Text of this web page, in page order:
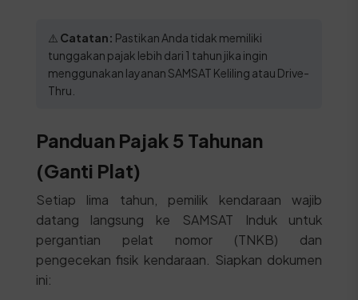
⚠️ Catatan: Pastikan Anda tidak memiliki
tunggakan pajak lebih dari 1 tahun jika ingin
menggunakan layanan SAMSAT Keliling atau Drive-
Thru.
Panduan Pajak 5 Tahunan
(Ganti Plat)
Setiap lima tahun, pemilik kendaraan wajib
datang langsung ke SAMSAT Induk untuk
pergantian pelat nomor (TNKB) dan
pengecekan fisik kendaraan. Siapkan dokumen
ini: